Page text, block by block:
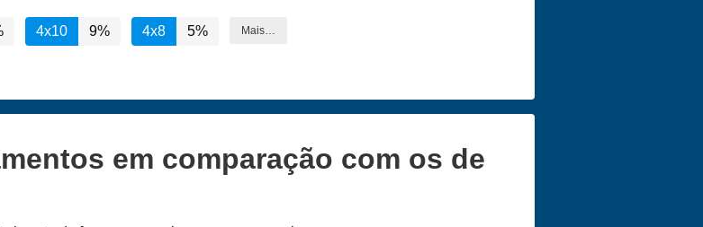
4x10 9% 4x8 5% Mais…
em comparação com os de